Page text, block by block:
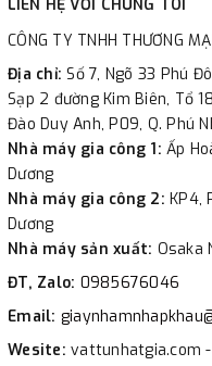
LIÊN HỆ VỚI CHÚNG TÔI
CÔNG TY TNHH THƯƠNG
Địa chỉ:Số 7, Ngõ 33 Phú
Sạp 2 đường Kim Biên, Tổ
Đào Duy Anh, P09, Q. Phú
Nhà máy gia công 1: Ấp
Dương
Nhà máy gia công 2: KP4,
Dương
Nhà máy sản xuất: Osaka
ĐT, Zalo: 0985676046
Email:
Wesite: vattunhatgia.com